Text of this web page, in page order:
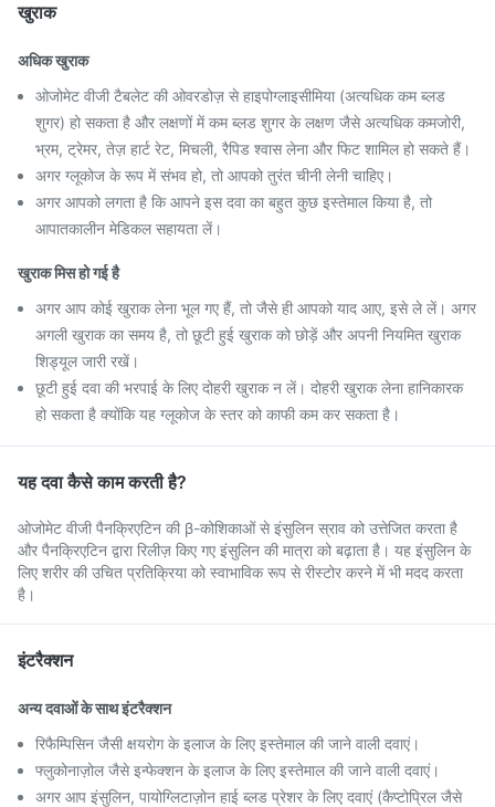
खुराक
अधिक खुराक
ओजोमेट वीजी टैबलेट की ओवरडोज़ से हाइपोग्लाइसीमिया (अत्यधिक कम ब्लड
शुगर) हो सकता है और लक्षणों में कम ब्लड शुगर के लक्षण जैसे अत्यधिक कमजोरी,
भ्रम, ट्रेमर, तेज़ हार्ट रेट, मिचली, रैपिड श्वास लेना और फिट शामिल हो सकते हैं।
अगर ग्लूकोज के रूप में संभव हो, तो आपको तुरंत चीनी लेनी चाहिए।
अगर आपको लगता है कि आपने इस दवा का बहुत कुछ इस्तेमाल किया है, तो
आपातकालीन मेडिकल सहायता लें।
खुराक मिस हो गई है
अगर आप कोई खुराक लेना भूल गए हैं, तो जैसे ही आपको याद आए, इसे ले लें। अगर
अगली खुराक का समय है, तो छूटी हुई खुराक को छोड़ें और अपनी नियमित खुराक
शिड्यूल जारी रखें।
छूटी हुई दवा की भरपाई के लिए दोहरी खुराक न लें। दोहरी खुराक लेना हानिकारक
हो सकता है क्योंकि यह ग्लूकोज के स्तर को काफी कम कर सकता है।
यह दवा कैसे काम करती है?
ओजोमेट वीजी पैनक्रिएटिन की β-कोशिकाओं से इंसुलिन स्राव को उत्तेजित करता है
और पैनक्रिएटिन द्वारा रिलीज़ किए गए इंसुलिन की मात्रा को बढ़ाता है। यह इंसुलिन के
लिए शरीर की उचित प्रतिक्रिया को स्वाभाविक रूप से रीस्टोर करने में भी मदद करता
है।
इंटरैक्शन
अन्य दवाओं के साथ इंटरैक्शन
रिफैम्पिसिन जैसी क्षयरोग के इलाज के लिए इस्तेमाल की जाने वाली दवाएं।
फ्लुकोनाज़ोल जैसे इन्फेक्शन के इलाज के लिए इस्तेमाल की जाने वाली दवाएं।
अगर आप इंसुलिन, पायोग्लिटाज़ोन हाई ब्लड प्रेशर के लिए दवाएं (कैप्टोप्रिल जैसे